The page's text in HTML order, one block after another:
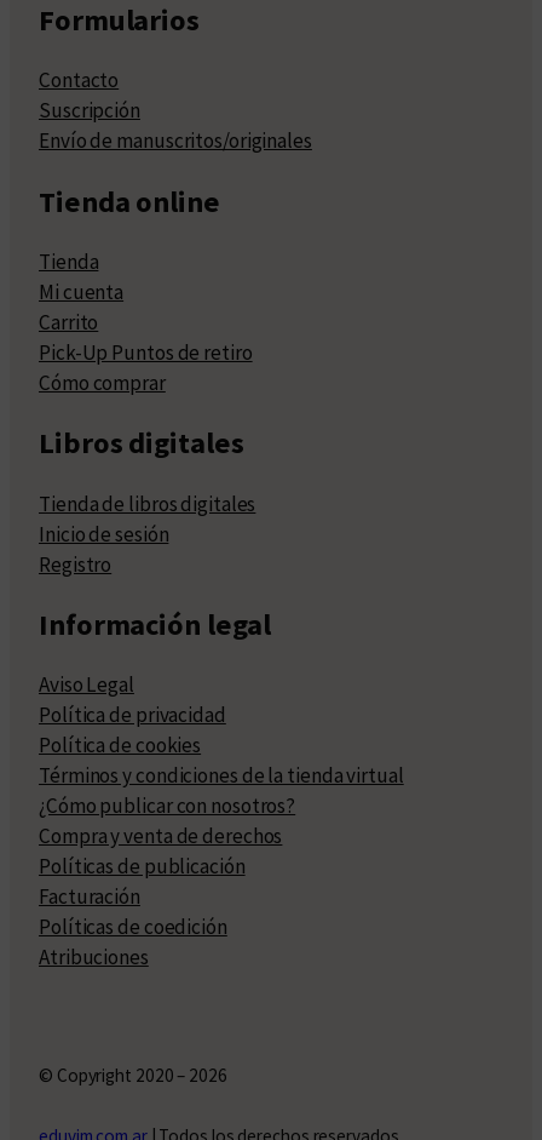
Formularios
Contacto
Suscripción
Envío de manuscritos/originales
Tienda online
Tienda
Mi cuenta
Carrito
Pick-Up Puntos de retiro
Cómo comprar
Libros digitales
Tienda de libros digitales
Inicio de sesión
Registro
Información legal
Aviso Legal
Política de privacidad
Política de cookies
Términos y condiciones de la tienda virtual
¿Cómo publicar con nosotros?
Compra y venta de derechos
Políticas de publicación
Facturación
Políticas de coedición
Atribuciones
© Copyright 2020 – 2026
eduvim.com.ar| Todos los derechos reservados